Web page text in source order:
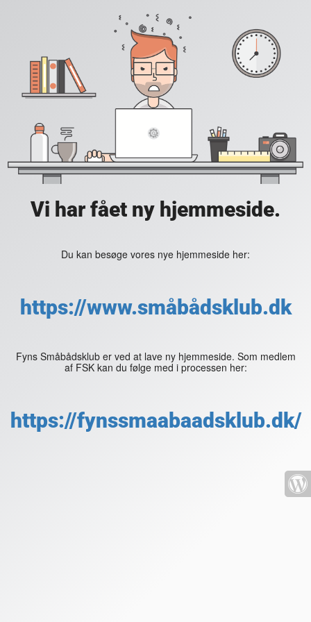
Vi har fået ny hjemmeside.
Du kan besøge vores nye hjemmeside her:
https://www.småbådsklub.dk
Fyns Småbådsklub er ved at lave ny hjemmeside. Som medlem
af FSK kan du følge med i processen her:
https://fynssmaabaadsklub.dk/